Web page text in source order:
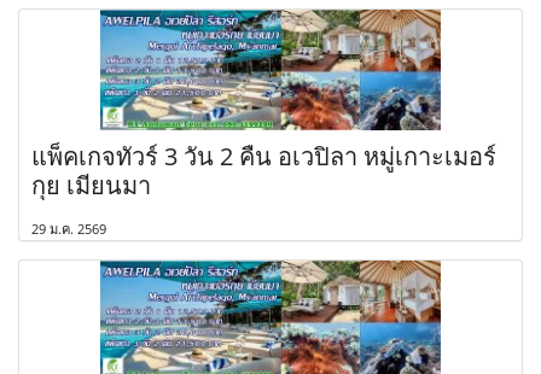
แพ็คเกจทัวร์ 3 วัน 2 คืน อเวปิลา หมู่เกาะเมอร์
กุย เมียนมา
29 ม.ค. 2569